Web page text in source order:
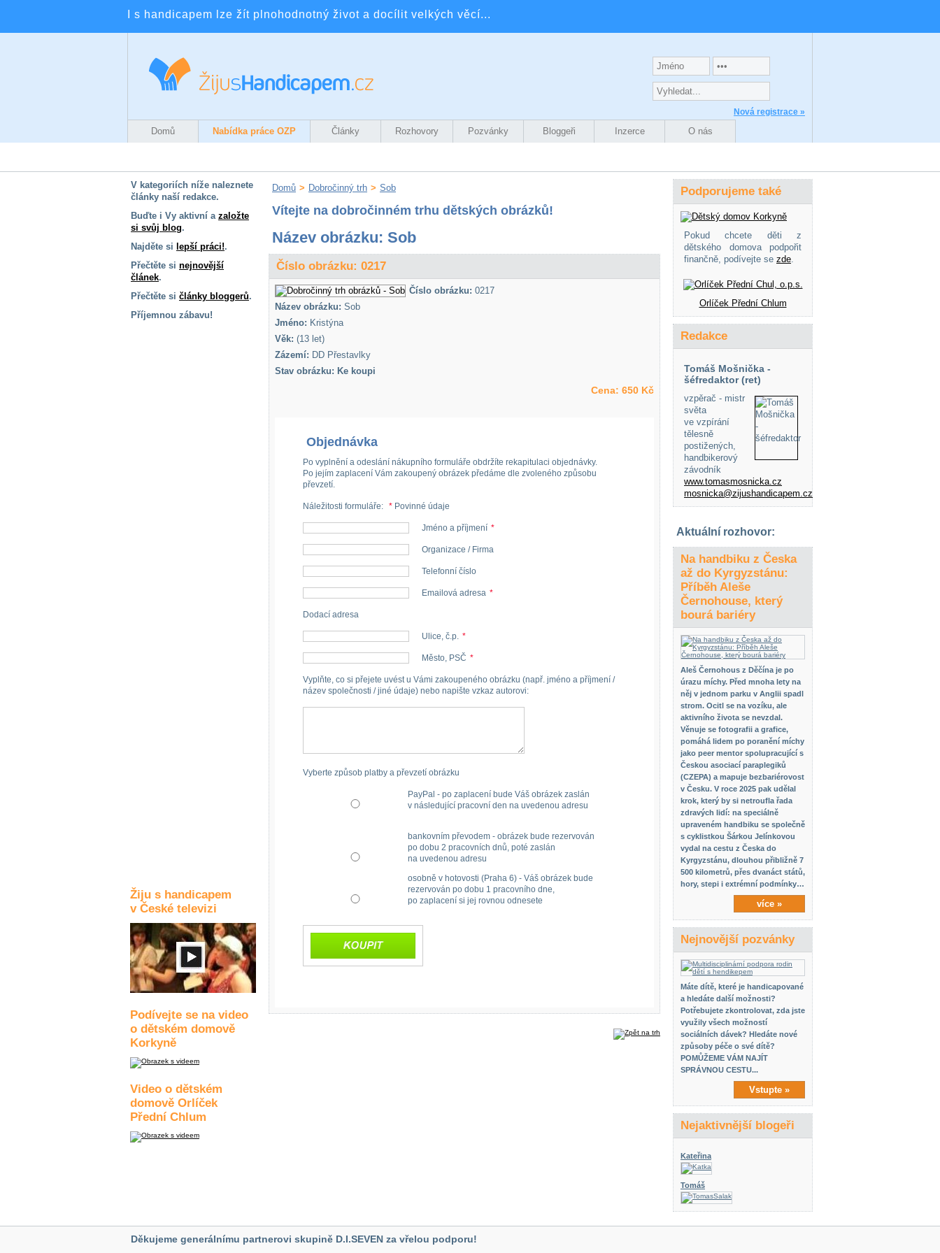
I s handicapem lze žít plnohodnotný život a docílit velkých věcí...
Nová registrace »
Domů Nabídka práce OZP Články Rozhovory Pozvánky Bloggeři Inzerce O nás
V kategoriích níže naleznete
články naší redakce.
Buďte i Vy aktivní a založte
si svůj blog.
Najděte si lepší práci!.
Přečtěte si nejnovější
článek.
Přečtěte si články bloggerů.
Příjemnou zábavu!
Žiju s handicapem
v České televizi
Podívejte se na video
o dětském domově
Korkyně
Video o dětském
domově Orlíček
Přední Chlum
Domů > Dobročinný trh > Sob
Vítejte na dobročinném trhu dětských obrázků!
Název obrázku: Sob
Číslo obrázku: 0217
Číslo obrázku: 0217
Název obrázku: Sob
Jméno: Kristýna
Věk: (13 let)
Zázemí: DD Přestavlky
Stav obrázku: Ke koupi
Cena: 650 Kč
Objednávka
Po vyplnění a odeslání nákupního formuláře obdržíte rekapitulaci objednávky.
Po jejím zaplacení Vám zakoupený obrázek předáme dle zvoleného způsobu
převzetí.
Náležitosti formuláře: * Povinné údaje
Jméno a příjmení *
Organizace / Firma
Telefonní číslo
Emailová adresa *
Dodací adresa
Ulice, č.p. *
Město, PSČ *
Vyplňte, co si přejete uvést u Vámi zakoupeného obrázku (např. jméno a příjmení /
název společnosti / jiné údaje) nebo napište vzkaz autorovi:
Vyberte způsob platby a převzetí obrázku
PayPal - po zaplacení bude Váš obrázek zaslán
v následující pracovní den na uvedenou adresu
bankovním převodem - obrázek bude rezervován
po dobu 2 pracovních dnů, poté zaslán
na uvedenou adresu
osobně v hotovosti (Praha 6) - Váš obrázek bude
rezervován po dobu 1 pracovního dne,
po zaplacení si jej rovnou odnesete
Podporujeme také
Pokud chcete děti z
dětského domova podpořit
finančně, podívejte se zde.
Orlíček Přední Chlum
Redakce
Tomáš Mošnička -
šéfredaktor (ret)
vzpěrač - mistr
světa
ve vzpírání
tělesně
postižených,
handbikerový
závodník
www.tomasmosnicka.cz
mosnicka@zijushandicapem.cz
Aktuální rozhovor:
Na handbiku z Česka
až do Kyrgyzstánu:
Příběh Aleše
Černohouse, který
bourá bariéry
Aleš Černohous z Děčína je po
úrazu míchy. Před mnoha lety na
něj v jednom parku v Anglii spadl
strom. Ocitl se na vozíku, ale
aktivního života se nevzdal.
Věnuje se fotografii a grafice,
pomáhá lidem po poranění míchy
jako peer mentor spolupracující s
Českou asociací paraplegiků
(CZEPA) a mapuje bezbariérovost
v Česku. V roce 2025 pak udělal
krok, který by si netroufla řada
zdravých lidí: na speciálně
upraveném handbiku se společně
s cyklistkou Šárkou Jelínkovou
vydal na cestu z Česka do
Kyrgyzstánu, dlouhou přibližně 7
500 kilometrů, přes dvanáct států,
hory, stepi i extrémní podmínky…
více »
Nejnovější pozvánky
Máte dítě, které je handicapované
a hledáte další možnosti?
Potřebujete zkontrolovat, zda jste
využily všech možností
sociálních dávek? Hledáte nové
způsoby péče o své dítě?
POMŮŽEME VÁM NAJÍT
SPRÁVNOU CESTU...
Vstupte »
Nejaktivnější blogeři
Kateřina
Tomáš
Děkujeme generálnímu partnerovi skupině D.I.SEVEN za vřelou podporu!